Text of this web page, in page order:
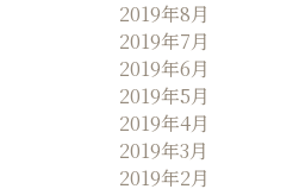
2019年8月
2019年7月
2019年6月
2019年5月
2019年4月
2019年3月
2019年2月